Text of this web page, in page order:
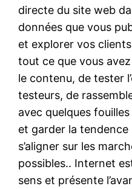
directe du site web
données que vous
et explorer vos
tout ce que vous
le contenu, de tester
testeurs, de
avec quelques
et garder la
s’aligner sur les
possibles.. Internet
sens et présente